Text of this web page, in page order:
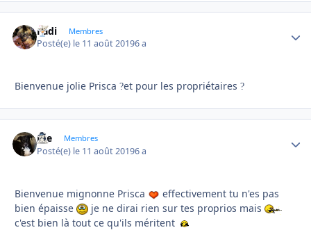
Fadi Membres
Posté(e) le 11 août 20196 a
Bienvenue jolie Prisca ?et pour les propriétaires ?
Joe Membres
Posté(e) le 11 août 20196 a
Bienvenue mignonne Prisca
effectivement tu n'es pas
bien épaisse
je ne dirai rien sur tes proprios mais
c'est bien là tout ce qu'ils méritent